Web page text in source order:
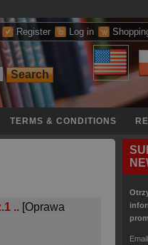
Register Log in
TERMS & CONDITIONS
.. [Oprawa